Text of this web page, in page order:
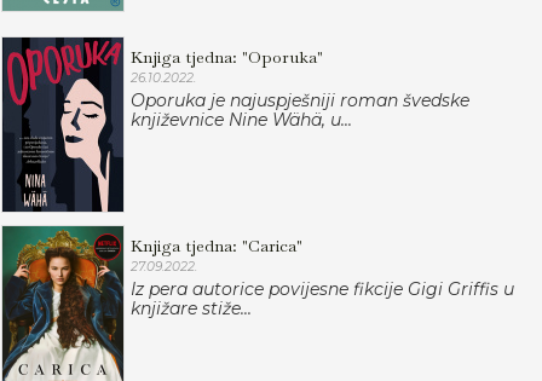
Knjiga tjedna: "Oporuka"
26.10.2022.
Oporuka je najuspješniji roman švedske
književnice Nine Wähä, u...
Knjiga tjedna: "Carica"
27.09.2022.
Iz pera autorice povijesne fikcije Gigi Griffis u
knjižare stiže...